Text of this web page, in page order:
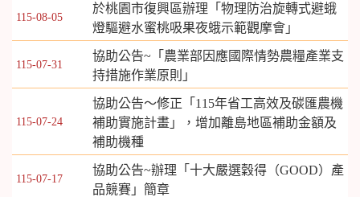
115-08-05
於桃園市復興區辦理「物理防治旋轉式避蛾
燈驅避水蜜桃吸果夜蛾示範觀摩會」
115-07-31
協助公告~「農業部因應國際情勢農糧產業支
持措施作業原則」
115-07-24
協助公告～修正「115年省工高效及碳匯農機
補助實施計畫」，增加離島地區補助金額及
補助機種
115-07-17
協助公告~辦理「十大嚴選穀得（GOOD）產
品競賽」簡章